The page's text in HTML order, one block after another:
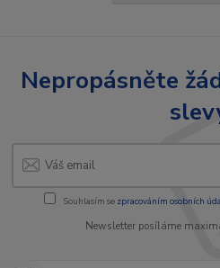
Nepropásněte
Souhlasím se zpracováním osobních
Newsletter posíláme